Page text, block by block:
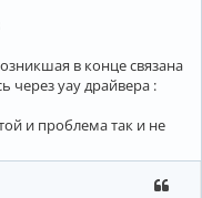
в конце связана
через yay драйвера :
и проблема так и не